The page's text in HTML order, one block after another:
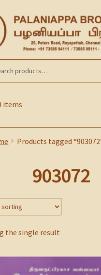
items
Products tagged
903072
the single result